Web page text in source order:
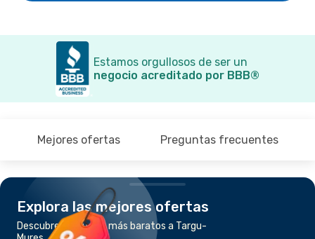
Estamos orgullosos de ser un
negocio acreditado por BBB®
Mejores ofertas Preguntas frecuentes
Explora las mejores ofertas
Descubre los vuelos más baratos a Targu-